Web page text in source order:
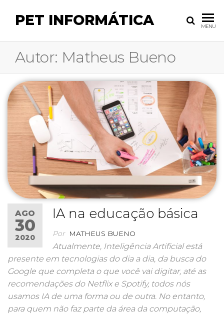
PET INFORMÁTICA MENU
Autor: Matheus Bueno
AGO
30
2020
IA na educação básica
Por MATHEUS BUENO
Atualmente, Inteligência Artificial está
presente em tecnologias do dia a dia, da busca do
Google que completa o que você vai digitar, até as
recomendações do Netflix e Spotify, todos nós
usamos IA de uma forma ou de outra. No entanto,
para quem não faz parte da área da computação,